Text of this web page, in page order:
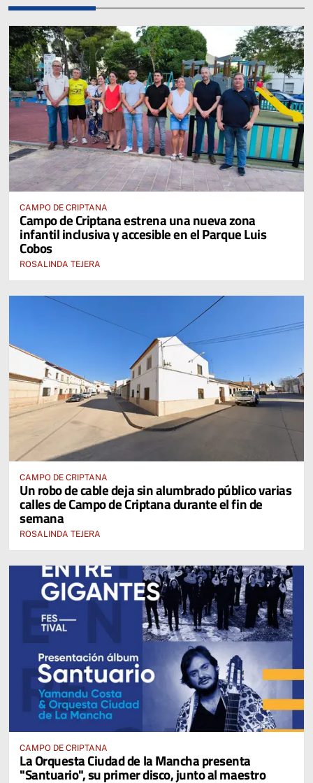
CAMPO DE CRIPTANA
Campo de Criptana estrena una nueva zona
infantil inclusiva y accesible en el Parque Luis
Cobos
ROSALINDA TEJERA
CAMPO DE CRIPTANA
Un robo de cable deja sin alumbrado público varias
calles de Campo de Criptana durante el fin de
semana
ROSALINDA TEJERA
CAMPO DE CRIPTANA
La Orquesta Ciudad de la Mancha presenta
"Santuario", su primer disco, junto al maestro